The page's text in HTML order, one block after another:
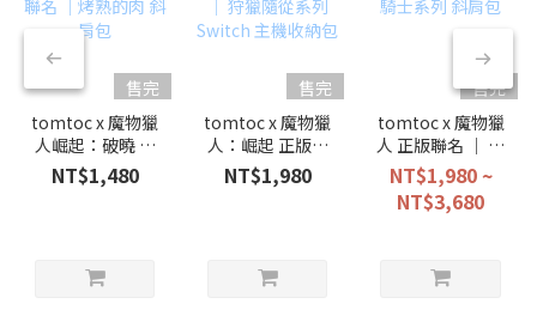
售完
tomtoc x 魔物獵
人崛起：破曉 正
版聯名 ｜烤熟的
肉 斜肩包
NT$1,480
售完
tomtoc x 魔物獵
人：崛起 正版聯
名 ｜ 狩獵隨從系
列 Switch 主機收
NT$1,980
售完
tomtoc x 魔物獵
人 正版聯名 ｜ 王
國騎士系列 斜肩
包
NT$1,980 ~
NT$3,680